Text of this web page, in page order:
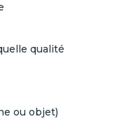
qualité
ou objet)